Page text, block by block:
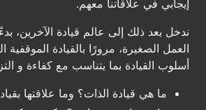
إيجابي في علاقاتنا معهم.
ندخل بعد ذلك إلى عالم قيادة الآخرين،
العمل الصغيرة، مرورًا بالقيادة الموقفية
أسلوب القيادة بما يتناسب مع كفاءة و
ما هي قيادة الذات؟ وما علاقتها